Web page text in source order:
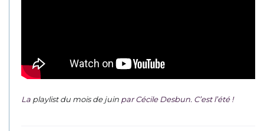
La playlist du mois de juin par Cécile Desbun. C’est l’été !